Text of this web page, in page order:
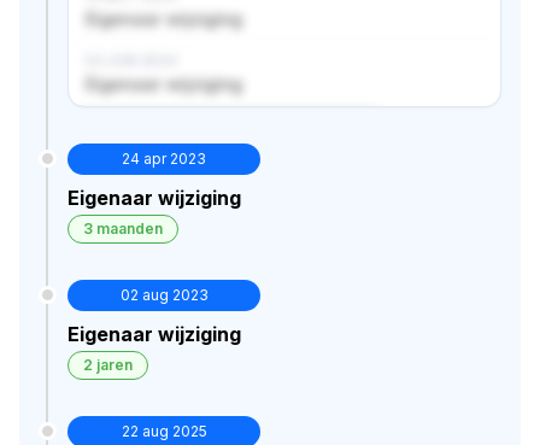
Eigenaar wijziging
Eigenaar wijziging
24 apr 2023
Eigenaar wijziging
3 maanden
02 aug 2023
Eigenaar wijziging
2 jaren
22 aug 2025